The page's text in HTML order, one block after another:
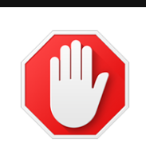
SEIS FUNÇÕES E